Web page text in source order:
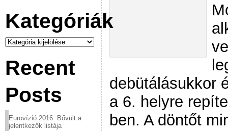
Kategóriák
Kategóriák
Recent
Posts
Eurovízió 2016: Bővült a
jelentkezők listája
debütálásukkor
a 6. helyre
ben. A döntőt